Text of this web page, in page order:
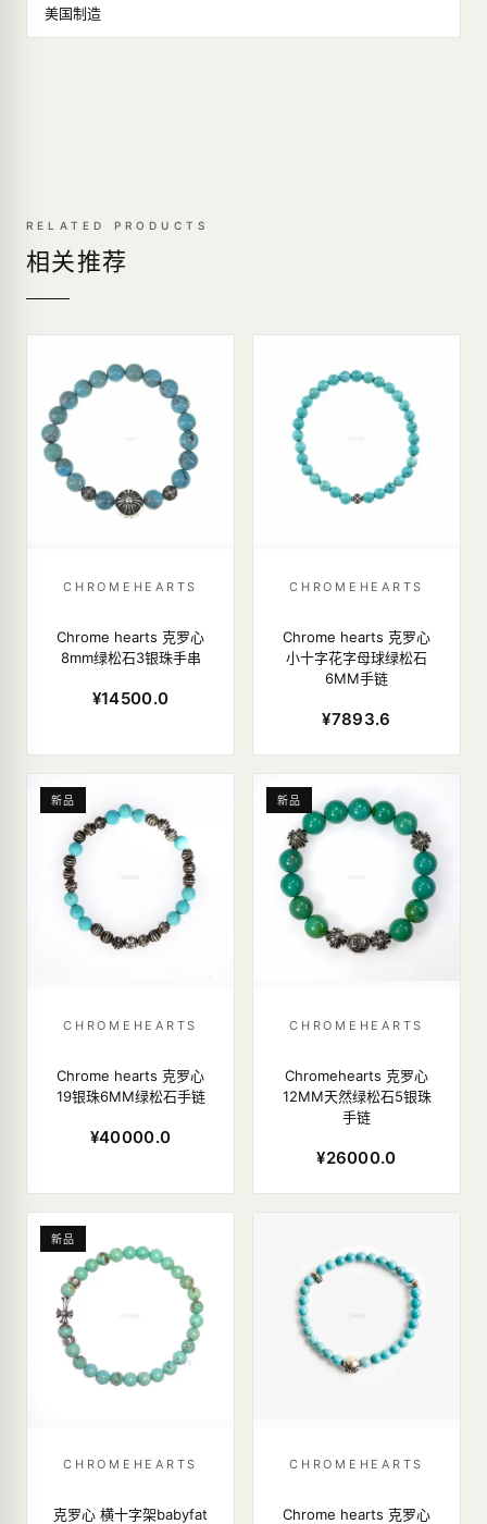
美国制造
RELATED PRODUCTS
相关推荐
CHROMEHEARTS
Chrome hearts 克罗心
8mm绿松石3银珠手串
¥14500.0
CHROMEHEARTS
Chrome hearts 克罗心
小十字花字母球绿松石
6MM手链
¥7893.6
新品
CHROMEHEARTS
Chrome hearts 克罗心
19银珠6MM绿松石手链
¥40000.0
新品
CHROMEHEARTS
Chromehearts 克罗心
12MM天然绿松石5银珠
手链
¥26000.0
新品
CHROMEHEARTS
克罗心 横十字架babyfat
CHROMEHEARTS
Chrome hearts 克罗心